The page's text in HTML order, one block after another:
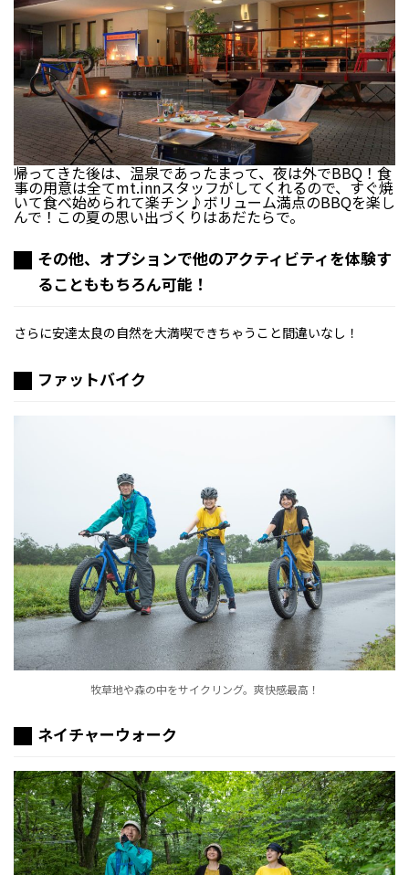
帰ってきた後は、温泉であったまって、夜は外でBBQ！食
事の用意は全てmt.innスタッフがしてくれるので、すぐ焼
いて食べ始められて楽チン♪ボリューム満点のBBQを楽し
んで！この夏の思い出づくりはあだたらで。
その他、オプションで他のアクティビティを体験す
ることももちろん可能！
さらに安達太良の自然を大満喫できちゃうこと間違いなし！
ファットバイク
牧草地や森の中をサイクリング。爽快感最高！
ネイチャーウォーク